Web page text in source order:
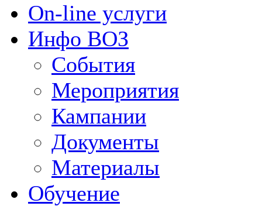
On-line услуги
Инфо ВОЗ
События
Мероприятия
Кампании
Документы
Материалы
Обучение